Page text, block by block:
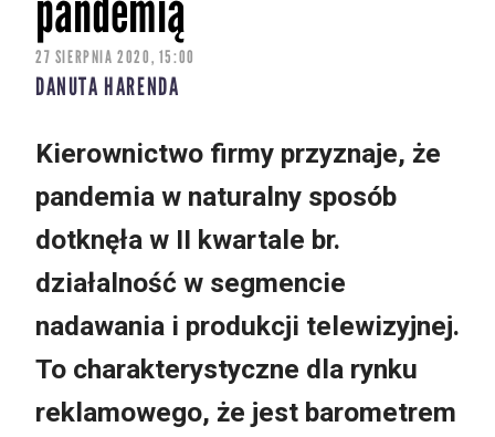
27 SIERPNIA 2020, 15:00
DANUTA HARENDA
Kierownictwo firmy przyznaje, że
pandemia w naturalny sposób
dotknęła w II kwartale br.
działalność w segmencie
nadawania i produkcji telewizyjnej.
To charakterystyczne dla rynku
reklamowego, że jest barometrem